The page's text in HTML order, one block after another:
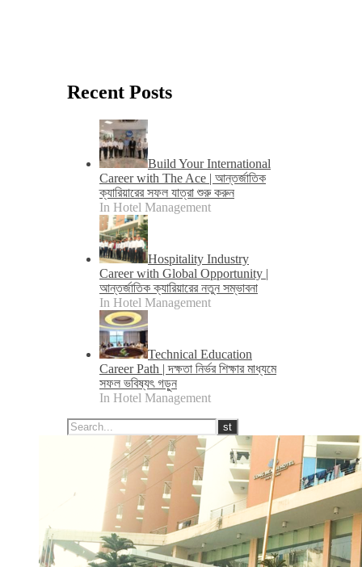
Recent Posts
Build Your International
Career with The Ace | আন্তর্জাতিক
ক্যারিয়ারের সফল যাত্রা শুরু করুন
In Hotel Management
Hospitality Industry
Career with Global Opportunity |
আন্তর্জাতিক ক্যারিয়ারের নতুন সম্ভাবনা
In Hotel Management
Technical Education
Career Path | দক্ষতা নির্ভর শিক্ষার মাধ্যমে
সফল ভবিষ্যৎ গড়ুন
In Hotel Management